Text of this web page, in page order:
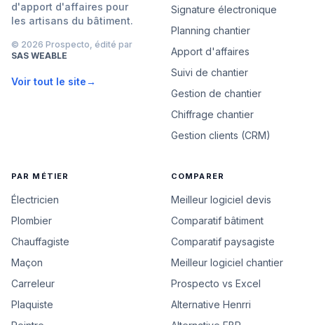
d'apport d'affaires pour
les artisans du bâtiment.
© 2026 Prospecto, édité par
SAS WEABLE
Voir tout le site→
Signature électronique
Planning chantier
Apport d'affaires
Suivi de chantier
Gestion de chantier
Chiffrage chantier
Gestion clients (CRM)
PAR MÉTIER
Électricien
Plombier
Chauffagiste
Maçon
Carreleur
Plaquiste
COMPARER
Meilleur logiciel devis
Comparatif bâtiment
Comparatif paysagiste
Meilleur logiciel chantier
Prospecto vs Excel
Alternative Henrri